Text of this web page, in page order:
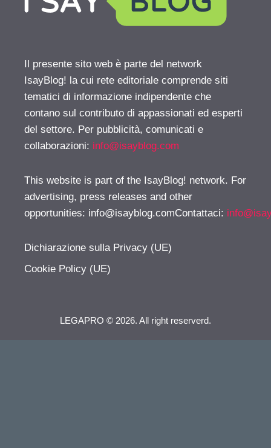
Il presente sito web è parte del network
IsayBlog! la cui rete editoriale comprende siti
tematici di informazione indipendente che
contano sul contributo di appassionati ed esperti
del settore. Per pubblicità, comunicati e
collaborazioni: info@isayblog.com
This website is part of the IsayBlog! network. For
advertising, press releases and other
opportunities: info@isayblog.comContattaci:
Dichiarazione sulla Privacy (UE)
Cookie Policy (UE)
LEGAPRO © 2026. All right reserverd.